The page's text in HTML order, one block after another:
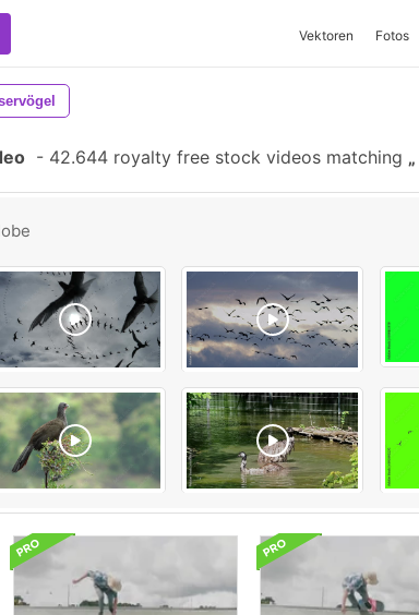
Vektoren Fotos
- 42.644 royalty free stock videos matching